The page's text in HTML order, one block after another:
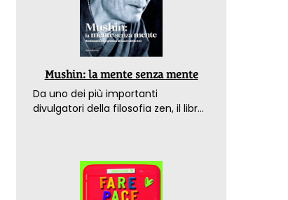
Mushin: la mente senza mente
Da uno dei più importanti
divulgatori della filosofia zen, il libro